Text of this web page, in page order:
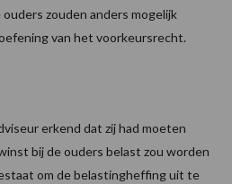
zouden anders mogelijk
van het voorkeursrecht.
erkend dat zij had moeten
bij de ouders belast zou worden
om de belastingheffing uit te